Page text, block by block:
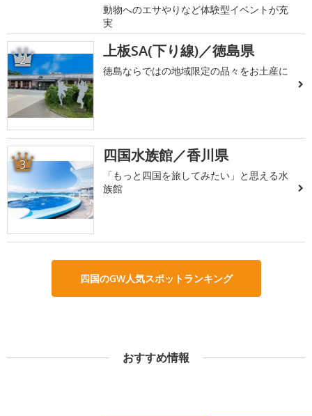
動物へのエサやりなど体験型イベントが充
実
2 上板SA(下り線)／徳島県
徳島ならではの地域限定の品々をお土産に
3 四国水族館／香川県
「もっと四国を旅してみたい」と思える水
族館
四国のGW人気スポットランキング
おすすめ情報